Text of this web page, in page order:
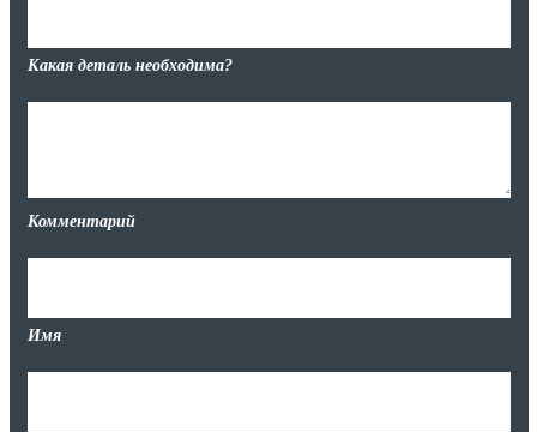
Какая деталь необходима?
Комментарий
Имя